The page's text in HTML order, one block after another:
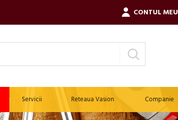
CONTUL MEU
Servicii Reteaua Vasion Companie